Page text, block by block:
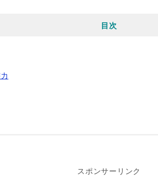
目次
スポンサーリンク